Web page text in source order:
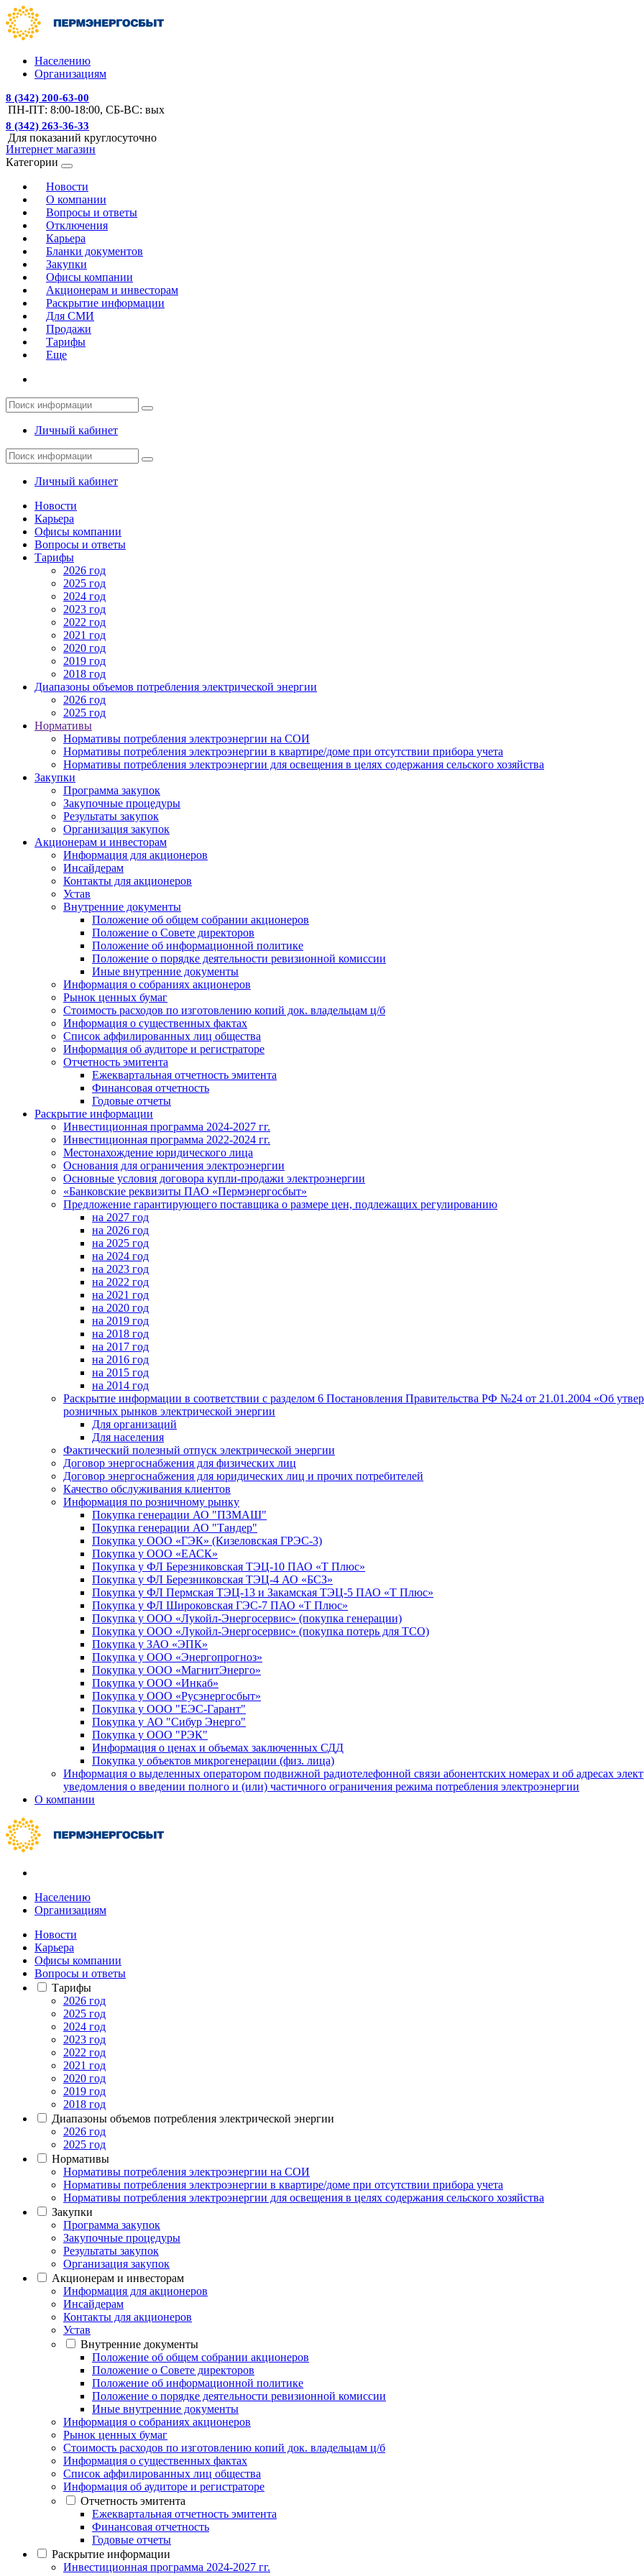
Населению
Организациям
8 (342) 200-63-00
ПН-ПТ: 8:00-18:00, СБ-ВС: вых
8 (342) 263-36-33
Для показаний круглосуточно
Интернет магазин
Категории
Новости
О компании
Вопросы и ответы
Отключения
Карьера
Бланки документов
Закупки
Офисы компании
Акционерам и инвесторам
Раскрытие информации
Для СМИ
Продажи
Тарифы
Еще
Личный кабинет
Личный кабинет
Новости
Карьера
Офисы компании
Вопросы и ответы
Тарифы
2026 год
2025 год
2024 год
2023 год
2022 год
2021 год
2020 год
2019 год
2018 год
Диапазоны объемов потребления электрической энергии
2026 год
2025 год
Нормативы
Нормативы потребления электроэнергии на СОИ
Нормативы потребления электроэнергии в квартире/доме при отсутствии прибора учета
Нормативы потребления электроэнергии для освещения в целях содержания сельского хозяйства
Закупки
Программа закупок
Закупочные процедуры
Результаты закупок
Организация закупок
Акционерам и инвесторам
Информация для акционеров
Инсайдерам
Контакты для акционеров
Устав
Внутренние документы
Положение об общем собрании акционеров
Положение о Совете директоров
Положение об информационной политике
Положение о порядке деятельности ревизионной комиссии
Иные внутренние документы
Информация о собраниях акционеров
Рынок ценных бумаг
Стоимость расходов по изготовлению копий док. владельцам ц/б
Информация о существенных фактах
Список аффилированных лиц общества
Информация об аудиторе и регистраторе
Отчетность эмитента
Ежеквартальная отчетность эмитента
Финансовая отчетность
Годовые отчеты
Раскрытие информации
Инвестиционная программа 2024-2027 гг.
Инвестиционная программа 2022-2024 гг.
Местонахождение юридического лица
Основания для ограничения электроэнергии
Основные условия договора купли-продажи электроэнергии
«Банковские реквизиты ПАО «Пермэнергосбыт»
Предложение гарантирующего поставщика о размере цен, подлежащих регулированию
на 2027 год
на 2026 год
на 2025 год
на 2024 год
на 2023 год
на 2022 год
на 2021 год
на 2020 год
на 2019 год
на 2018 год
на 2017 год
на 2016 год
на 2015 год
на 2014 год
Раскрытие информации в соответствии с разделом 6 Постановления Правительства РФ №24 от 21.01.2004 «Об
розничных рынков электрической энергии
Для организаций
Для населения
Фактический полезный отпуск электрической энергии
Договор энергоснабжения для физических лиц
Договор энергоснабжения для юридических лиц и прочих потребителей
Качество обслуживания клиентов
Информация по розничному рынку
Покупка генерации АО "ПЗМАШ"
Покупка генерации АО "Тандер"
Покупка у ООО «ГЭК» (Кизеловская ГРЭС-3)
Покупка у ООО «ЕАСК»
Покупка у ФЛ Березниковская ТЭЦ-10 ПАО «Т Плюс»
Покупка у ФЛ Березниковская ТЭЦ-4 АО «БСЗ»
Покупка у ФЛ Пермская ТЭЦ-13 и Закамская ТЭЦ-5 ПАО «Т Плюс»
Покупка у ФЛ Широковская ГЭС-7 ПАО «Т Плюс»
Покупка у ООО «Лукойл-Энергосервис» (покупка генерации)
Покупка у ООО «Лукойл-Энергосервис» (покупка потерь для ТСО)
Покупка у ЗАО «ЭПК»
Покупка у ООО «Энергопрогноз»
Покупка у ООО «МагнитЭнерго»
Покупка у ООО «Инкаб»
Покупка у ООО «Русэнергосбыт»
Покупка у ООО "ЕЭС-Гарант"
Покупка у АО "Сибур Энерго"
Покупка у ООО "РЭК"
Информация о ценах и объемах заключенных СДД
Покупка у объектов микрогенерации (физ. лица)
Информация о выделенных оператором подвижной радиотелефонной связи абонентских номерах и об адресах
уведомления о введении полного и (или) частичного ограничения режима потребления электроэнергии
О компании
Населению
Организациям
Новости
Карьера
Офисы компании
Вопросы и ответы
Тарифы
2026 год
2025 год
2024 год
2023 год
2022 год
2021 год
2020 год
2019 год
2018 год
Диапазоны объемов потребления электрической энергии
2026 год
2025 год
Нормативы
Нормативы потребления электроэнергии на СОИ
Нормативы потребления электроэнергии в квартире/доме при отсутствии прибора учета
Нормативы потребления электроэнергии для освещения в целях содержания сельского хозяйства
Закупки
Программа закупок
Закупочные процедуры
Результаты закупок
Организация закупок
Акционерам и инвесторам
Информация для акционеров
Инсайдерам
Контакты для акционеров
Устав
Внутренние документы
Положение об общем собрании акционеров
Положение о Совете директоров
Положение об информационной политике
Положение о порядке деятельности ревизионной комиссии
Иные внутренние документы
Информация о собраниях акционеров
Рынок ценных бумаг
Стоимость расходов по изготовлению копий док. владельцам ц/б
Информация о существенных фактах
Список аффилированных лиц общества
Информация об аудиторе и регистраторе
Отчетность эмитента
Ежеквартальная отчетность эмитента
Финансовая отчетность
Годовые отчеты
Раскрытие информации
Инвестиционная программа 2024-2027 гг.